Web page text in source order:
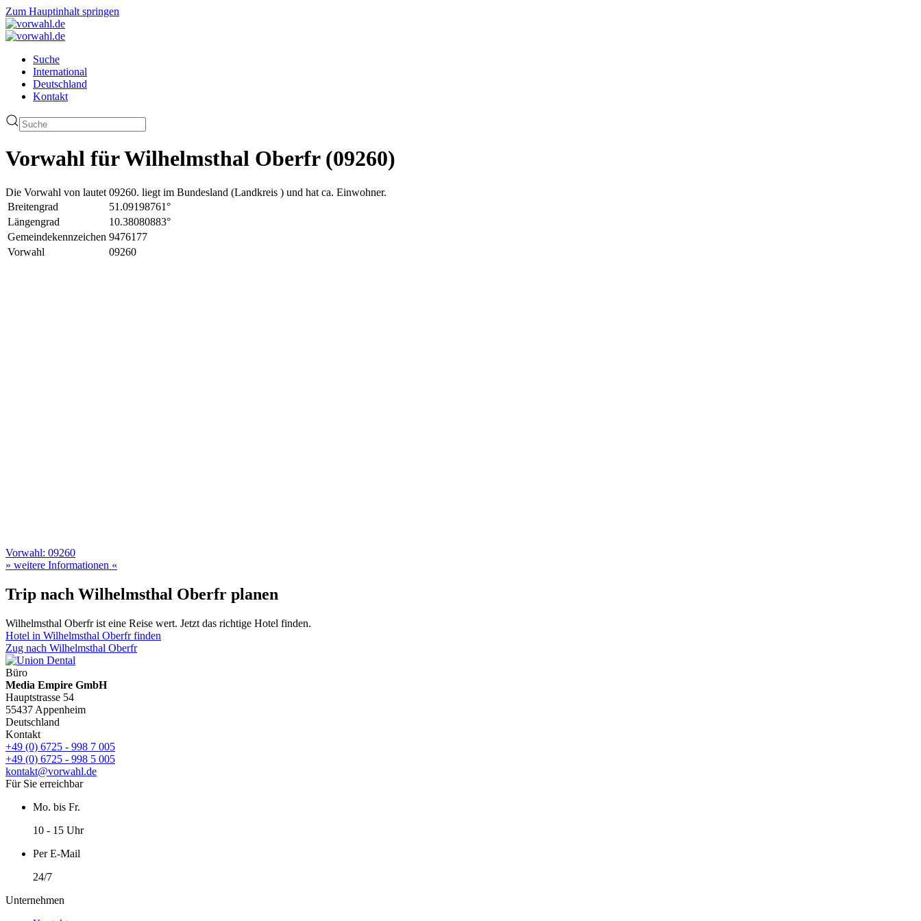
Zum Hauptinhalt springen
Suche
International
Deutschland
Kontakt
Vorwahl für Wilhelmsthal Oberfr (09260)
Die Vorwahl von lautet 09260. liegt im Bundesland (Landkreis ) und hat ca. Einwohner.
Breitengrad
51.09198761°
Längengrad
10.38080883°
Gemeindekennzeichen 9476177
Vorwahl
09260
Vorwahl: 09260
» weitere Informationen «
Trip nach Wilhelmsthal Oberfr planen
Wilhelmsthal Oberfr ist eine Reise wert. Jetzt das richtige Hotel finden.
Hotel in Wilhelmsthal Oberfr finden
Zug nach Wilhelmsthal Oberfr
Büro
Media Empire GmbH
Hauptstrasse 54
55437 Appenheim
Deutschland
Kontakt
+49 (0) 6725 - 998 7 005
+49 (0) 6725 - 998 5 005
kontakt@vorwahl.de
Für Sie erreichbar
Mo. bis Fr.
10 - 15 Uhr
Per E-Mail
24/7
Unternehmen